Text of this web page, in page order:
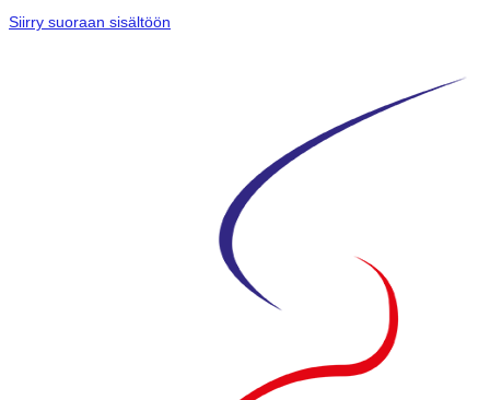
Siirry suoraan sisältöön